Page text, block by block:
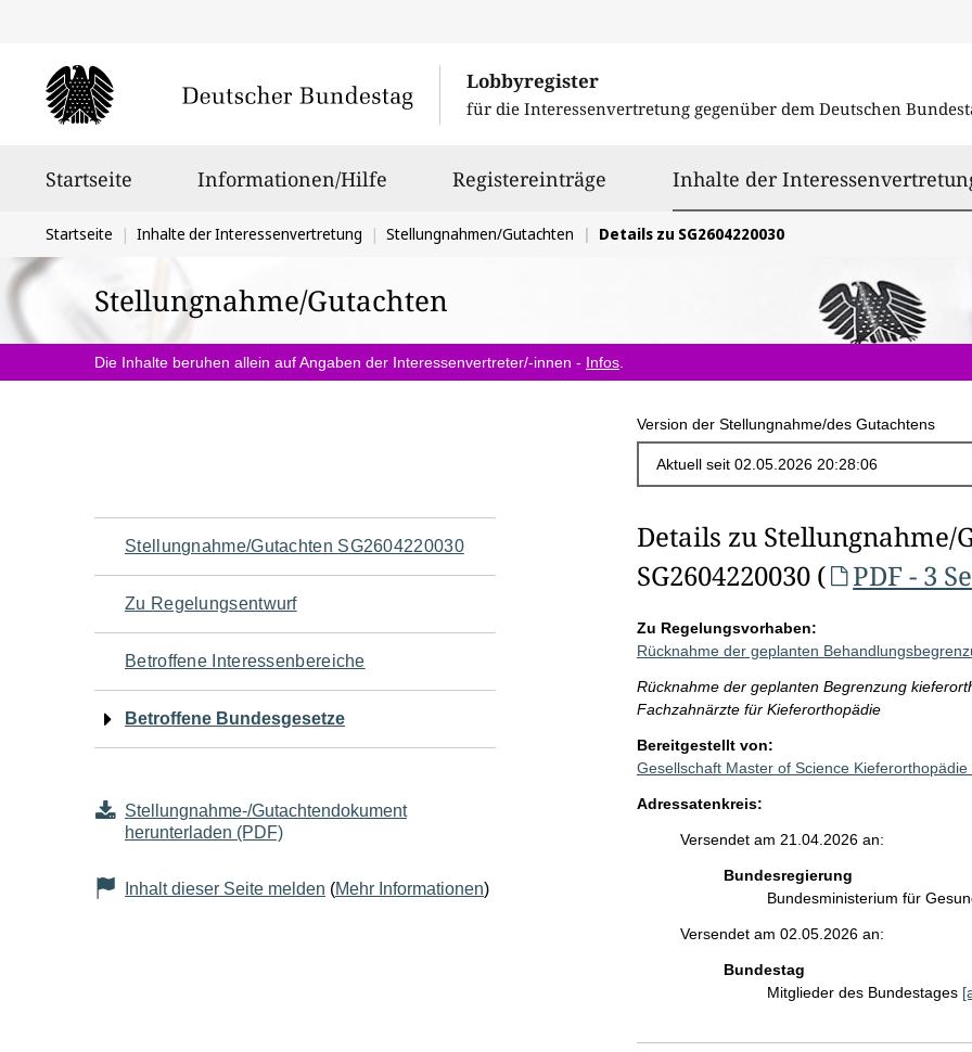
Lobbyregister
für die Interessenvertretung gegenüber dem Deutschen
Startseite Informationen/Hilfe Registereinträge Inhalte der
Sie
befinden
sich
hier:
Startseite Inhalte der Interessenvertretung Stellungnahmen/Gutachten Details zu SG2604220030
Stellungnahme/Gutachten
Die Inhalte beruhen allein auf Angaben der Interessenvertreter/-innen - Infos
Version der Stellungnahme/des Gutachtens
Navigation
für
den
Seiteninhalt
Stellungnahme/Gutachten SG2604220030
Zu Regelungsentwurf
Betroffene Interessenbereiche
Betroffene Bundesgesetze
Stellungnahme-/Gutachtendokument
herunterladen (PDF)
Inhalt dieser Seite melden (Mehr Informationen)
Details zu Stellungnahme/
SG2604220030 (
PDF - 3
Zu Regelungsvorhaben:
Rücknahme der geplanten
Rücknahme der geplanten Begrenzung
Fachzahnärzte für Kieferorthopädie
Bereitgestellt von:
Gesellschaft Master of Science
Adressatenkreis:
Versendet am 21.04.2026 an:
Bundesregierung
Bundesministerium für
Versendet am 02.05.2026 an:
Bundestag
Mitglieder des Bundestages